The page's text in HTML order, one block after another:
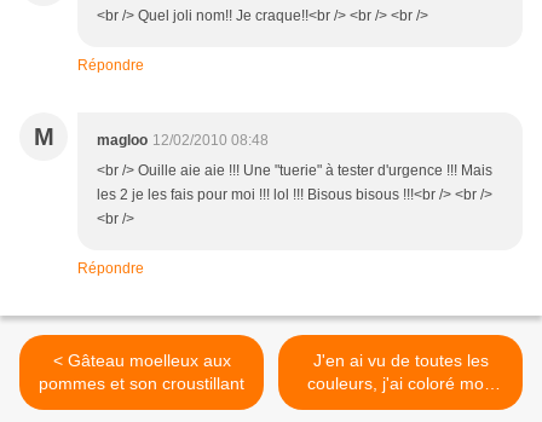
<br /> Quel joli nom!! Je craque!!<br /> <br /> <br />
Répondre
M magloo 12/02/2010 08:48
<br /> Ouille aie aie !!! Une "tuerie" à tester d'urgence !!! Mais
les 2 je les fais pour moi !!! lol !!! Bisous bisous !!!<br /> <br />
<br />
Répondre
< Gâteau moelleux aux
pommes et son croustillant
J'en ai vu de toutes les
couleurs, j'ai coloré mon
plat et j'ai aimé ! >